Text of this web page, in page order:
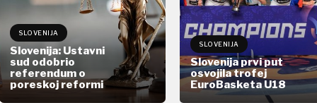
SLOVENIJA
Slovenija: Ustavni
sud odobrio
referendum o
poreskoj reformi
SLOVENIJA
Slovenija prvi put
osvojila trofej
EuroBasketa U18